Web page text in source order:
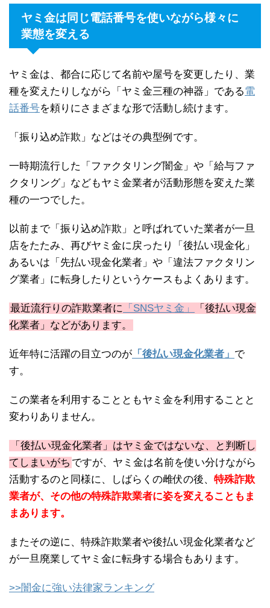
ヤミ金は同じ電話番号を使いながら様々に
業態を変える
ヤミ金は、都合に応じて名前や屋号を変更したり、業
種を変えたりしながら「ヤミ金三種の神器」である電
話番号を頼りにさまざまな形で活動し続けます。
「振り込め詐欺」などはその典型例です。
一時期流行した「ファクタリング闇金」や「給与ファ
クタリング」などもヤミ金業者が活動形態を変えた業
種の一つでした。
以前まで「振り込め詐欺」と呼ばれていた業者が一旦
店をたたみ、再びヤミ金に戻ったり「後払い現金化」
あるいは「先払い現金化業者」や「違法ファクタリン
グ業者」に転身したりというケースもよくあります。
最近流行りの詐欺業者に 「SNSヤミ金」
「後払い現金
化業者」などがあります。
近年特に活躍の目立つのが 「後払い現金化業者」 で
す。
この業者を利用することともヤミ金を利用することと
変わりありません。
「後払い現金化業者」はヤミ金ではないな、と判断し
てしまいがち ですが、ヤミ金は名前を使い分けながら
活動するのと同様に、しばらくの雌伏の後、 特殊詐欺
業者が、その他の特殊詐欺業者に姿を変えることもま
まあります。
またその逆に、特殊詐欺業者や後払い現金化業者など
が一旦廃業してヤミ金に転身する場合もあります。
>>闇金に強い法律家ランキング